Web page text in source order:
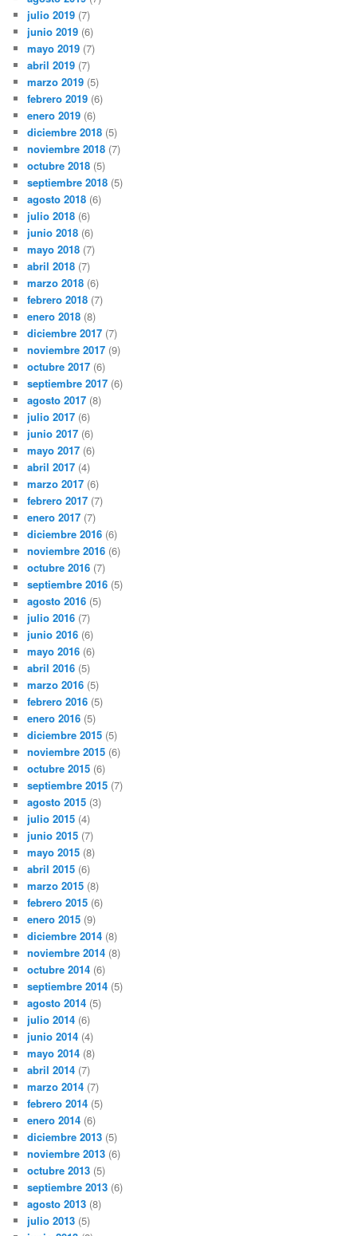
julio 2019 (7)
junio 2019 (6)
mayo 2019 (7)
abril 2019 (7)
marzo 2019 (5)
febrero 2019 (6)
enero 2019 (6)
diciembre 2018 (5)
noviembre 2018 (7)
octubre 2018 (5)
septiembre 2018 (5)
agosto 2018 (6)
julio 2018 (6)
junio 2018 (6)
mayo 2018 (7)
abril 2018 (7)
marzo 2018 (6)
febrero 2018 (7)
enero 2018 (8)
diciembre 2017 (7)
noviembre 2017 (9)
octubre 2017 (6)
septiembre 2017 (6)
agosto 2017 (8)
julio 2017 (6)
junio 2017 (6)
mayo 2017 (6)
abril 2017 (4)
marzo 2017 (6)
febrero 2017 (7)
enero 2017 (7)
diciembre 2016 (6)
noviembre 2016 (6)
octubre 2016 (7)
septiembre 2016 (5)
agosto 2016 (5)
julio 2016 (7)
junio 2016 (6)
mayo 2016 (6)
abril 2016 (5)
marzo 2016 (5)
febrero 2016 (5)
enero 2016 (5)
diciembre 2015 (5)
noviembre 2015 (6)
octubre 2015 (6)
septiembre 2015 (7)
agosto 2015 (3)
julio 2015 (4)
junio 2015 (7)
mayo 2015 (8)
abril 2015 (6)
marzo 2015 (8)
febrero 2015 (6)
enero 2015 (9)
diciembre 2014 (8)
noviembre 2014 (8)
octubre 2014 (6)
septiembre 2014 (5)
agosto 2014 (5)
julio 2014 (6)
junio 2014 (4)
mayo 2014 (8)
abril 2014 (7)
marzo 2014 (7)
febrero 2014 (5)
enero 2014 (6)
diciembre 2013 (5)
noviembre 2013 (6)
octubre 2013 (5)
septiembre 2013 (6)
agosto 2013 (8)
julio 2013 (5)